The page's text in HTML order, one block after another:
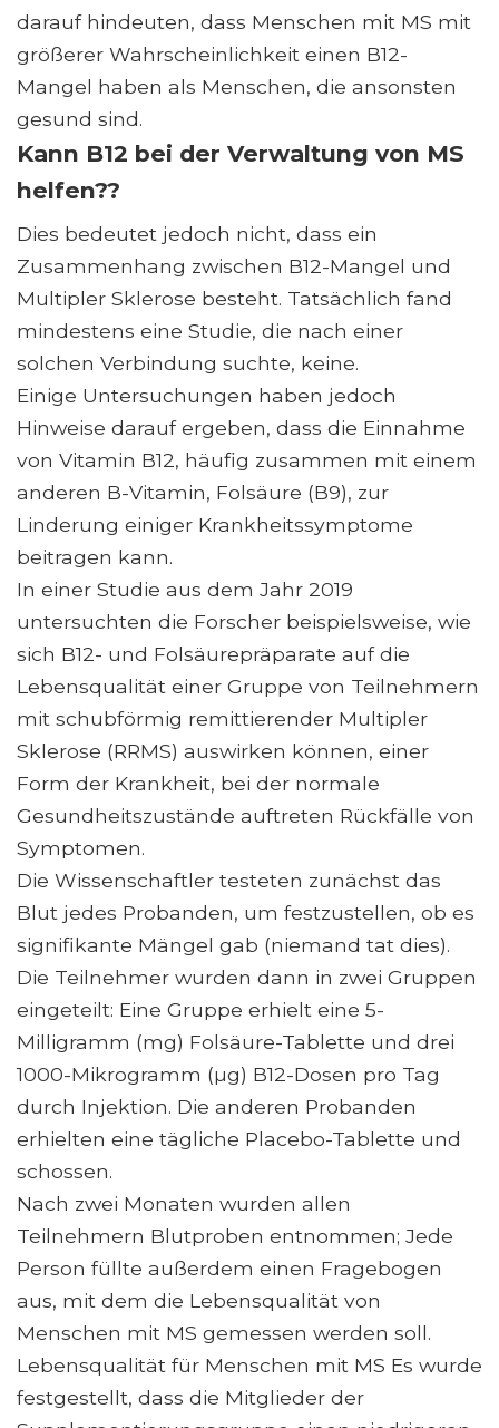
darauf hindeuten, dass Menschen mit MS mit
größerer Wahrscheinlichkeit einen B12-
Mangel haben als Menschen, die ansonsten
gesund sind.
Kann B12 bei der Verwaltung von MS
helfen??
Dies bedeutet jedoch nicht, dass ein
Zusammenhang zwischen B12-Mangel und
Multipler Sklerose besteht. Tatsächlich fand
mindestens eine Studie, die nach einer
solchen Verbindung suchte, keine.
Einige Untersuchungen haben jedoch
Hinweise darauf ergeben, dass die Einnahme
von Vitamin B12, häufig zusammen mit einem
anderen B-Vitamin, Folsäure (B9), zur
Linderung einiger Krankheitssymptome
beitragen kann.
In einer Studie aus dem Jahr 2019
untersuchten die Forscher beispielsweise, wie
sich B12- und Folsäurepräparate auf die
Lebensqualität einer Gruppe von Teilnehmern
mit schubförmig remittierender Multipler
Sklerose (RRMS) auswirken können, einer
Form der Krankheit, bei der normale
Gesundheitszustände auftreten Rückfälle von
Symptomen.
Die Wissenschaftler testeten zunächst das
Blut jedes Probanden, um festzustellen, ob es
signifikante Mängel gab (niemand tat dies).
Die Teilnehmer wurden dann in zwei Gruppen
eingeteilt: Eine Gruppe erhielt eine 5-
Milligramm (mg) Folsäure-Tablette und drei
1000-Mikrogramm (µg) B12-Dosen pro Tag
durch Injektion. Die anderen Probanden
erhielten eine tägliche Placebo-Tablette und
schossen.
Nach zwei Monaten wurden allen
Teilnehmern Blutproben entnommen; Jede
Person füllte außerdem einen Fragebogen
aus, mit dem die Lebensqualität von
Menschen mit MS gemessen werden soll.
Lebensqualität für Menschen mit MS Es wurde
festgestellt, dass die Mitglieder der